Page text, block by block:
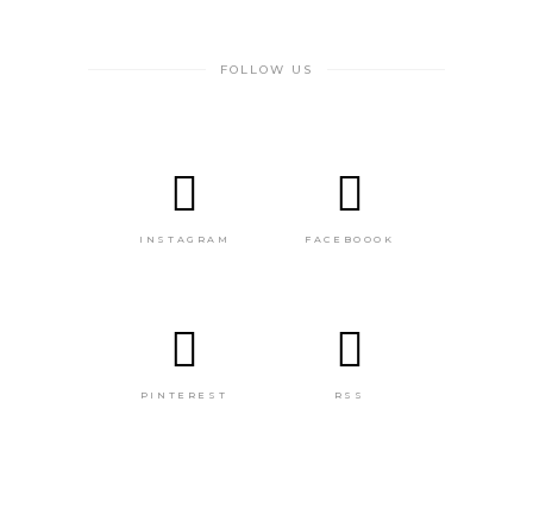
FOLLOW US
INSTAGRAM FACEBOOOK
PINTEREST RSS